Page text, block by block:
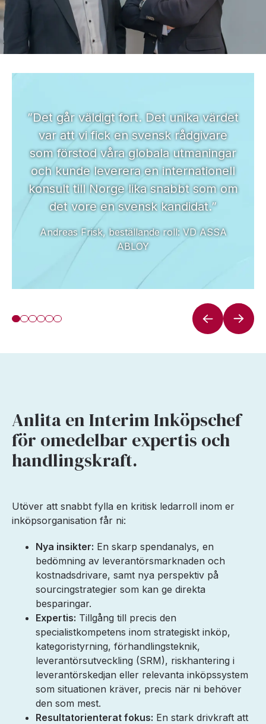
”Det går väldigt fort. Det unika värdet
var att vi fick en svensk rådgivare
som förstod våra globala utmaningar
och kunde leverera en internationell
konsult till Norge lika snabbt som om
det vore en svensk kandidat.”
Andreas Frisk, beställande roll: VD ASSA
ABLOY
Anlita en Interim Inköpschef
för omedelbar expertis och
handlingskraft.
Utöver att snabbt fylla en kritisk ledarroll inom er
inköpsorganisation får ni:
Nya insikter: En skarp spendanalys, en
bedömning av leverantörsmarknaden och
kostnadsdrivare, samt nya perspektiv på
sourcingstrategier som kan ge direkta
besparingar.
Expertis: Tillgång till precis den
specialistkompetens inom strategiskt inköp,
kategoristyrning, förhandlingsteknik,
leverantörsutveckling (SRM), riskhantering i
leverantörskedjan eller relevanta inköpssystem
som situationen kräver, precis när ni behöver
den som mest.
Resultatorienterat fokus: En stark drivkraft att